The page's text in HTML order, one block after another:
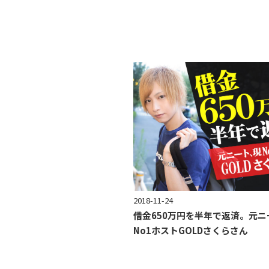
2018-11-24
借金650万円を半年で返済。元
No1ホストGOLDさくらさん